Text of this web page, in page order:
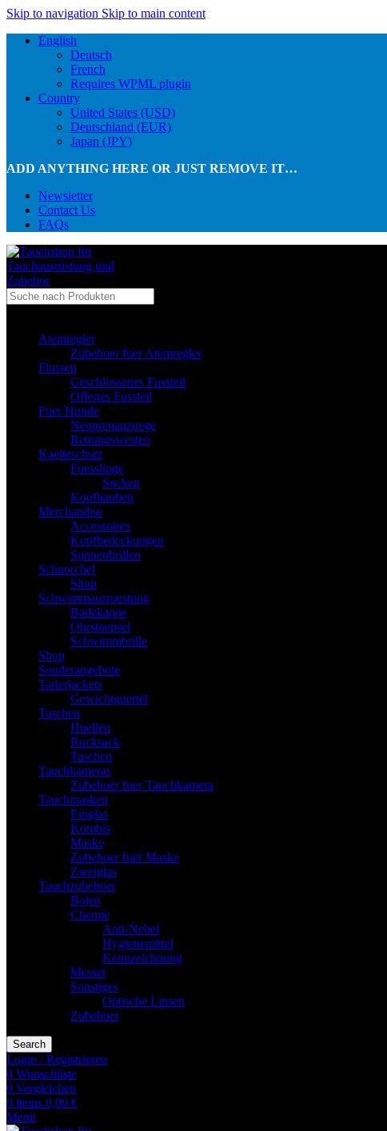
Skip to navigation Skip to main content
English
Deutsch
French
Requires WPML plugin
Country
United States (USD)
Deutschland (EUR)
Japan (JPY)
ADD ANYTHING HERE OR JUST REMOVE IT…
Newsletter
Contact Us
FAQs
Atemregler
Zubehoer fuer Atemregler
Flossen
Geschlossenes Fussteil
Offenes Fussteil
Fuer Hunde
Neoprenanzuege
Rettungswesten
Kaelteschutz
Fuesslinge
Socken
Kopfhauben
Merchandise
Accessoires
Kopfbedeckungen
Sonnenbrillen
Schnorchel
Shop
Schwimmausruestung
Badekappe
Ohrstoepsel
Schwimmbrille
Shop
Sonderangebote
Tarierjackets
Gewichtguertel
Taschen
Huellen
Rucksack
Taschen
Tauchkameras
Zubehoer fuer Tauchkamera
Tauchmasken
Einglas
Kombis
Maske
Zubehoer fuer Maske
Zweiglas
Tauchzubehoer
Bojen
Chemie
Anti-Nebel
Hygienemittel
Kennzeichnung
Messer
Sonstiges
Optische Linsen
Zubehoer
Search
Login / Registrieren
0 Wunschliste
0 Vergleichen
0 items 0,00 €
Menü